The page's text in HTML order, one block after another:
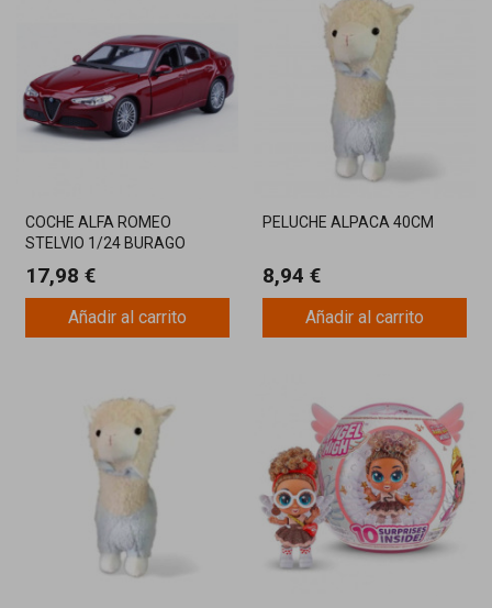
COCHE ALFA ROMEO
STELVIO 1/24 BURAGO
17,98 €
Añadir al carrito
PELUCHE ALPACA 40CM
8,94 €
Añadir al carrito